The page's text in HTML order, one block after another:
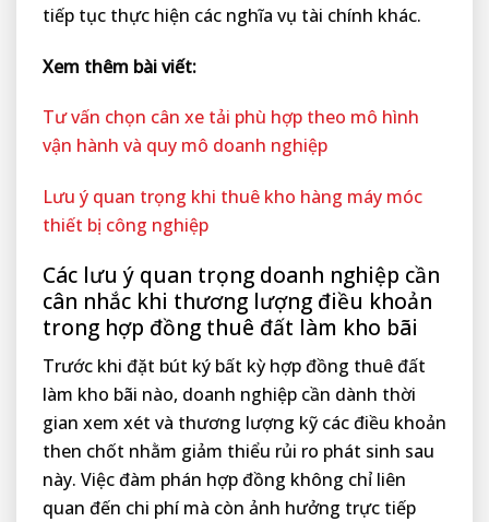
tiếp tục thực hiện các nghĩa vụ tài chính khác.
Xem thêm bài viết:
Tư vấn chọn cân xe tải phù hợp theo mô hình
vận hành và quy mô doanh nghiệp
Lưu ý quan trọng khi thuê kho hàng máy móc
thiết bị công nghiệp
Các lưu ý quan trọng doanh nghiệp cần
cân nhắc khi thương lượng điều khoản
trong hợp đồng thuê đất làm kho bãi
Trước khi đặt bút ký bất kỳ hợp đồng thuê đất
làm kho bãi nào, doanh nghiệp cần dành thời
gian xem xét và thương lượng kỹ các điều khoản
then chốt nhằm giảm thiểu rủi ro phát sinh sau
này. Việc đàm phán hợp đồng không chỉ liên
quan đến chi phí mà còn ảnh hưởng trực tiếp